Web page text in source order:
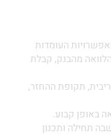
קבלת
ההחזר,